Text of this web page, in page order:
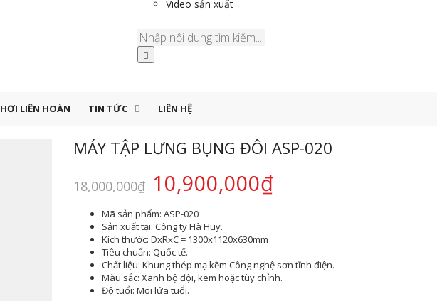
Video sản xuất
LIÊN HOÀN TIN TỨC
LIÊN HỆ
MÁY TẬP LƯNG BỤNG ĐÔI ASP-020
18,000,000₫ 10,900,000₫
Mã sản phẩm: ASP-020
Sản xuất tại: Công ty Hà Huy.
Kích thước: DxRxC = 1300x1120x630mm
Tiêu chuẩn: Quốc tế.
Chất liệu: Khung thép mạ kẽm Công nghệ sơn tĩnh điện.
Màu sắc: Xanh bộ đội, kem hoặc tùy chỉnh.
Độ tuổi: Mọi lứa tuổi.